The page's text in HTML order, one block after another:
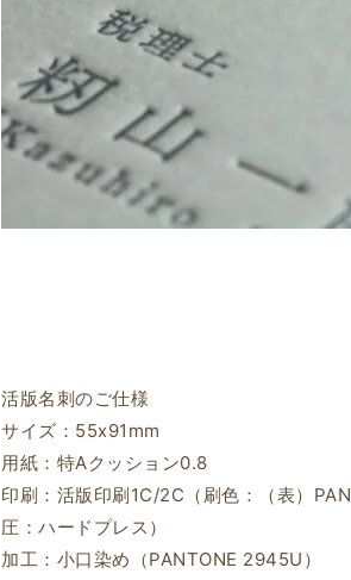
活版名刺のご仕様
サイズ：55x91mm
用紙：特Aクッション0.8
印刷：活版印刷1C/2C（刷色：（表）
圧：ハードプレス）
加工：小口染め（PANTONE 2945U）